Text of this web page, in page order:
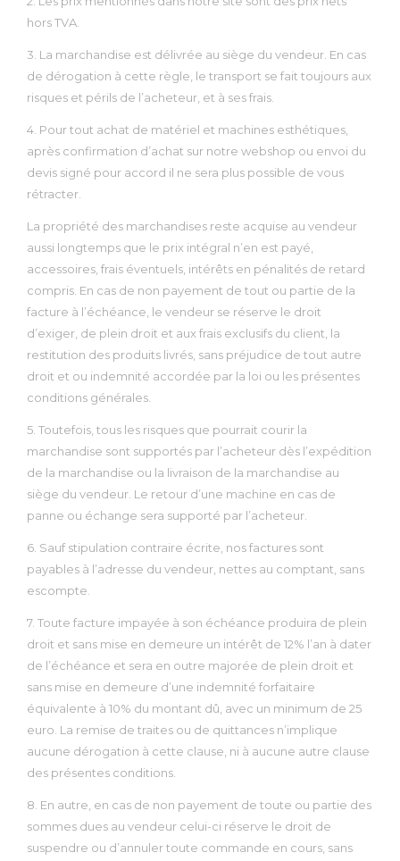
hors TVA.
3. La marchandise est délivrée au siège du vendeur. En cas
de dérogation à cette règle, le transport se fait toujours aux
risques et périls de l’acheteur, et à ses frais.
4. Pour tout achat de matériel et machines esthétiques,
après confirmation d’achat sur notre webshop ou envoi du
devis signé pour accord il ne sera plus possible de vous
rétracter.
La propriété des marchandises reste acquise au vendeur
aussi longtemps que le prix intégral n’en est payé,
accessoires, frais éventuels, intérêts en pénalités de retard
compris. En cas de non payement de tout ou partie de la
facture à l’échéance, le vendeur se réserve le droit
d’exiger, de plein droit et aux frais exclusifs du client, la
restitution des produits livrés, sans préjudice de tout autre
droit et ou indemnité accordée par la loi ou les présentes
conditions générales.
5. Toutefois, tous les risques que pourrait courir la
marchandise sont supportés par l’acheteur dès l’expédition
de la marchandise ou la livraison de la marchandise au
siège du vendeur. Le retour d’une machine en cas de
panne ou échange sera supporté par l’acheteur.
6. Sauf stipulation contraire écrite, nos factures sont
payables à l’adresse du vendeur, nettes au comptant, sans
escompte.
7. Toute facture impayée à son échéance produira de plein
droit et sans mise en demeure un intérêt de 12% l’an à dater
de l’échéance et sera en outre majorée de plein droit et
sans mise en demeure d’une indemnité forfaitaire
équivalente à 10% du montant dû, avec un minimum de 25
euro. La remise de traites ou de quittances n’implique
aucune dérogation à cette clause, ni à aucune autre clause
des présentes conditions.
8. En autre, en cas de non payement de toute ou partie des
sommes dues au vendeur celui-ci réserve le droit de
suspendre ou d’annuler toute commande en cours, sans